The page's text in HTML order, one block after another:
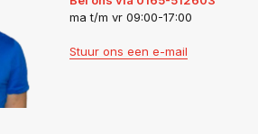
ma t/m vr 09:00-17:00
Stuur ons een e-mail